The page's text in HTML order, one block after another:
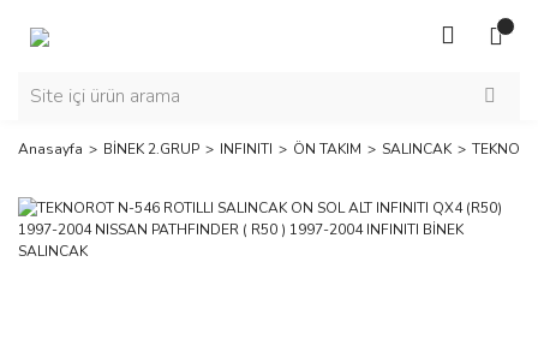
Anasayfa BİNEK 2.GRUP INFINITI ÖN TAKIM SALINCAK